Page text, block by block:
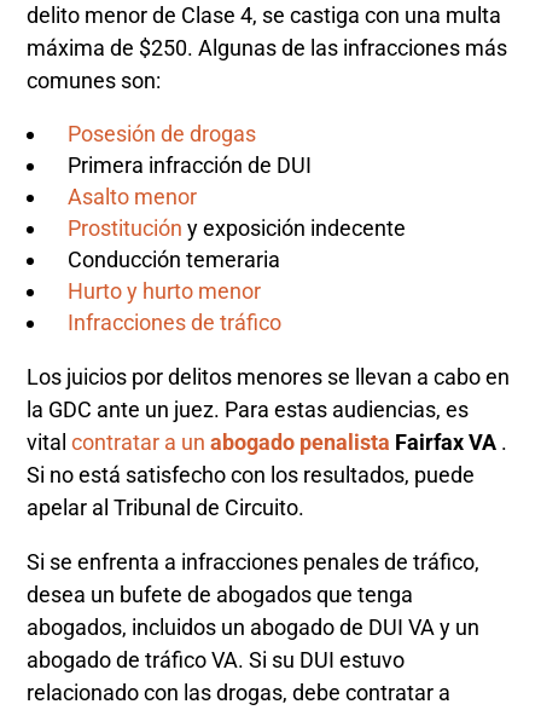
delito menor de Clase 4, se castiga con una multa
máxima de $250. Algunas de las infracciones más
comunes son:
Posesión de drogas
Primera infracción de DUI
Asalto menor
Prostitución y exposición indecente
Conducción temeraria
Hurto y hurto menor
Infracciones de tráfico
Los juicios por delitos menores se llevan a cabo en
la GDC ante un juez. Para estas audiencias, es
vitalcontratar a unabogado penalista Fairfax VA .
Si no está satisfecho con los resultados, puede
apelar al Tribunal de Circuito.
Si se enfrenta a infracciones penales de tráfico,
desea un bufete de abogados que tenga
abogados, incluidos un abogado de DUI VA y un
abogado de tráfico VA. Si su DUI estuvo
relacionado con las drogas, debe contratar a